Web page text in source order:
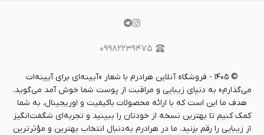
۰۹۹۸۲۲۳۹۴۷۵
© ۱۴۰۵ - فروشگاه آنلاین هرادرم با شعار «آیینه‌ای برای آیینه‌ات
می‌گذارم» به دنیای زیبایی و مراقبت از پوست شما خوش آمد می‌گوید.
هدف ما این است که با ارائه محصولات باکیفیت و اوریجینال، به شما
کمک کنیم تا بهترین نسخه از خودتان را ببینید و تجربه‌ای شگفت‌انگیز
از زیبایی را رقم بزنید. ما در هرادرم به‌دنبال انتخاب بهترین و مؤثرترین